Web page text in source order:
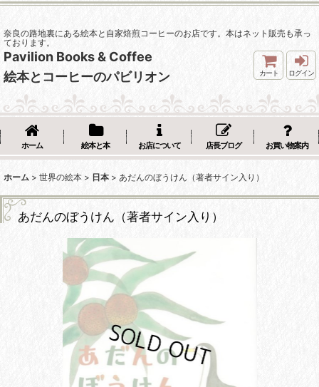
奈良の路地裏にある絵本と自家焙煎コーヒーのお店です。本はネット販売も承っ
ております。
Pavilion Books & Coffee
絵本とコーヒーのパビリオン
カート ログイン
ホーム 絵本と本 お店について 店長ブログ お買い物案内
ホーム > 世界の絵本 > 日本 > あだんのぼうけん（著者サイン入り）
あだんのぼうけん（著者サイン入り）